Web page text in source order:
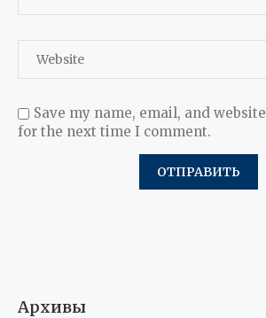
Save my name, email, and
for the next time I comment.
Архивы